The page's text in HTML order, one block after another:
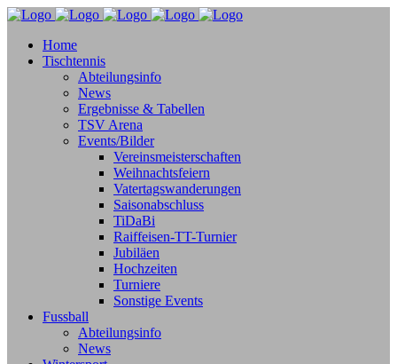
Home
Tischtennis
Abteilungsinfo
News
Ergebnisse & Tabellen
TSV Arena
Events/Bilder
Vereinsmeisterschaften
Weihnachtsfeiern
Vatertagswanderungen
Saisonabschluss
TiDaBi
Raiffeisen-TT-Turnier
Jubiläen
Hochzeiten
Turniere
Sonstige Events
Fussball
Abteilungsinfo
News